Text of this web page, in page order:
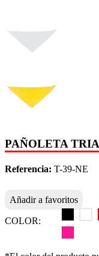
PAÑOLETA
Referencia: T-39-NE
Añadir a favoritos
COLOR: